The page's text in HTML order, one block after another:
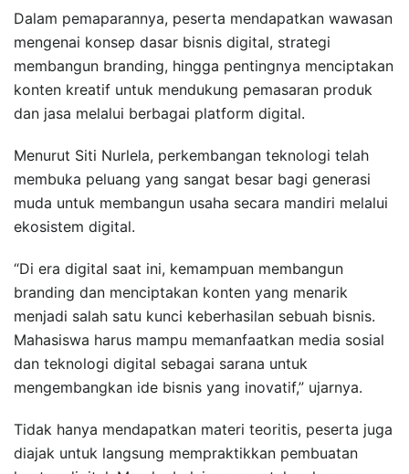
Dalam pemaparannya, peserta mendapatkan wawasan
mengenai konsep dasar bisnis digital, strategi
membangun branding, hingga pentingnya menciptakan
konten kreatif untuk mendukung pemasaran produk
dan jasa melalui berbagai platform digital.
Menurut Siti Nurlela, perkembangan teknologi telah
membuka peluang yang sangat besar bagi generasi
muda untuk membangun usaha secara mandiri melalui
ekosistem digital.
“Di era digital saat ini, kemampuan membangun
branding dan menciptakan konten yang menarik
menjadi salah satu kunci keberhasilan sebuah bisnis.
Mahasiswa harus mampu memanfaatkan media sosial
dan teknologi digital sebagai sarana untuk
mengembangkan ide bisnis yang inovatif,” ujarnya.
Tidak hanya mendapatkan materi teoritis, peserta juga
diajak untuk langsung mempraktikkan pembuatan